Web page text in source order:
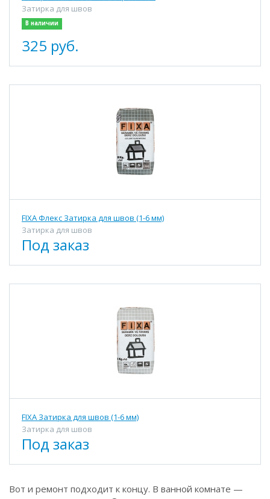
Затирка для швов
В наличии
325 руб.
FIXA Флекс Затирка для швов (1-6 мм)
Затирка для швов
Под заказ
FIXA Затирка для швов (1-6 мм)
Затирка для швов
Под заказ
Вот и ремонт подходит к концу. В ванной комнате —